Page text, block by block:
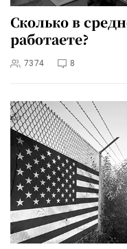
Сколько в
работаете?
7374 8